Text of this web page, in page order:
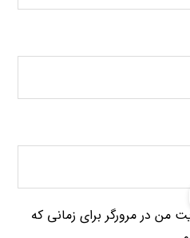
من در مرورگر برای زمانی که